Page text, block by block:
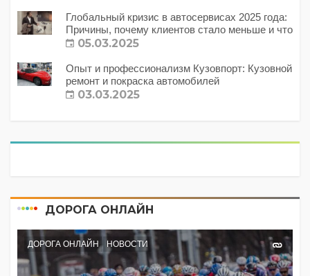
Глобальный кризис в автосервисах 2025 года:
Причины, почему клиентов стало меньше и что
с этим делать?
05.03.2025
Опыт и профессионализм Кузовпорт: Кузовной
ремонт и покраска автомобилей
03.03.2025
ДОРОГА ОНЛАЙН
ДОРОГА ОНЛАЙН НОВОСТИ